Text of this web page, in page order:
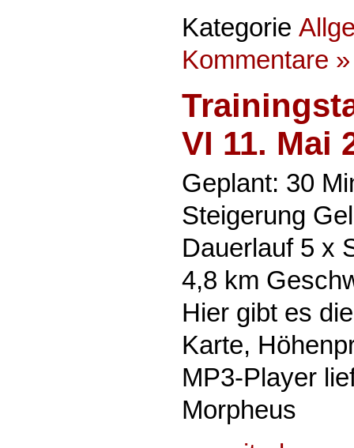
Kategorie
Kommentare »
VI 11. Mai
Geplant: 30
Steigerung
Dauerlauf 5 x
4,8 km
Hier gibt es
Karte,
MP3-Player
Morpheus